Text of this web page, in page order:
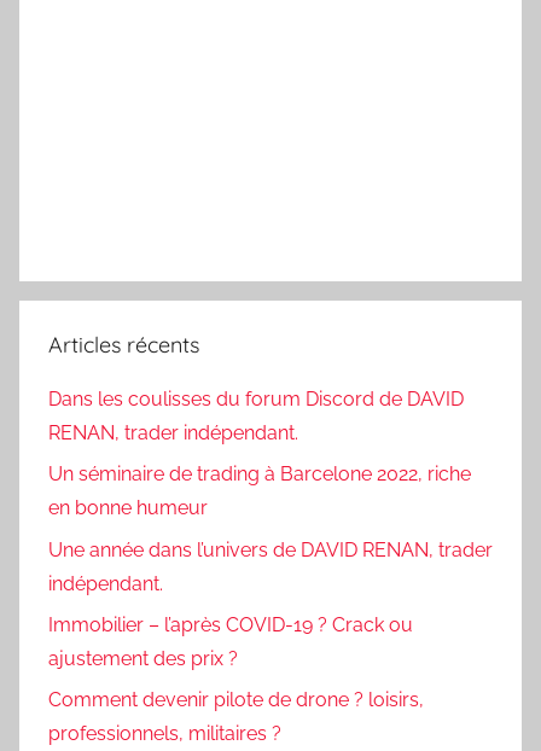
Articles récents
Dans les coulisses du forum Discord de DAVID
RENAN, trader indépendant.
Un séminaire de trading à Barcelone 2022, riche
en bonne humeur
Une année dans l’univers de DAVID RENAN, trader
indépendant.
Immobilier – l’après COVID-19 ? Crack ou
ajustement des prix ?
Comment devenir pilote de drone ? loisirs,
professionnels, militaires ?